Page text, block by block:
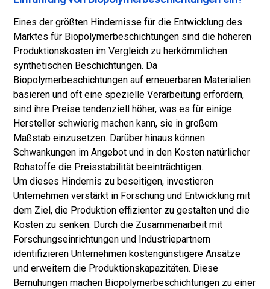
Eines der größten Hindernisse für die Entwicklung des
Marktes für Biopolymerbeschichtungen sind die höheren
Produktionskosten im Vergleich zu herkömmlichen
synthetischen Beschichtungen. Da
Biopolymerbeschichtungen auf erneuerbaren Materialien
basieren und oft eine spezielle Verarbeitung erfordern,
sind ihre Preise tendenziell höher, was es für einige
Hersteller schwierig machen kann, sie in großem
Maßstab einzusetzen. Darüber hinaus können
Schwankungen im Angebot und in den Kosten natürlicher
Rohstoffe die Preisstabilität beeinträchtigen.
Um dieses Hindernis zu beseitigen, investieren
Unternehmen verstärkt in Forschung und Entwicklung mit
dem Ziel, die Produktion effizienter zu gestalten und die
Kosten zu senken. Durch die Zusammenarbeit mit
Forschungseinrichtungen und Industriepartnern
identifizieren Unternehmen kostengünstigere Ansätze
und erweitern die Produktionskapazitäten. Diese
Bemühungen machen Biopolymerbeschichtungen zu einer